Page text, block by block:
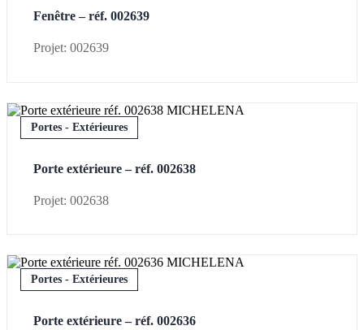
Fenêtre – réf. 002639
Projet: 002639
Portes - Extérieures
Porte extérieure – réf. 002638
Projet: 002638
Portes - Extérieures
Porte extérieure – réf. 002636